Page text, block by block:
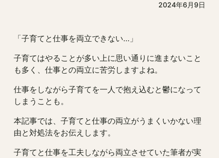
2024年6月9日
「子育てと仕事を両立できない…」
子育てはやることが多い上に思い通りに進まないこと
も多く、仕事との両立に苦労しますよね。
仕事をしながら子育てを一人で抱え込むと鬱になって
しまうことも。
本記事では、子育てと仕事の両立がうまくいかない理
由と対処法をお伝えします。
子育てと仕事を工夫しながら両立させていた筆者が実